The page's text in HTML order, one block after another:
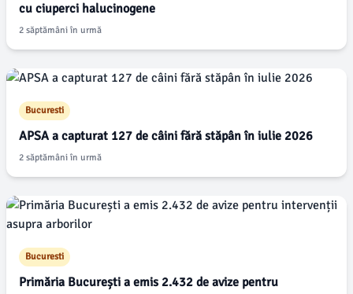
cu ciuperci halucinogene
2 săptămâni în urmă
Bucuresti
APSA a capturat 127 de câini fără stăpân în iulie 2026
2 săptămâni în urmă
Bucuresti
Primăria București a emis 2.432 de avize pentru